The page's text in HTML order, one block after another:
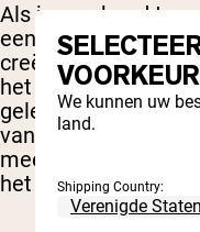
Als je een band
een squat, een hip
creëer je extra
het sterkst zijn. Dat
geleidelijk
van de herhaling
meer kracht te
het hele
We kunnen uw
land.
Shipping Country: